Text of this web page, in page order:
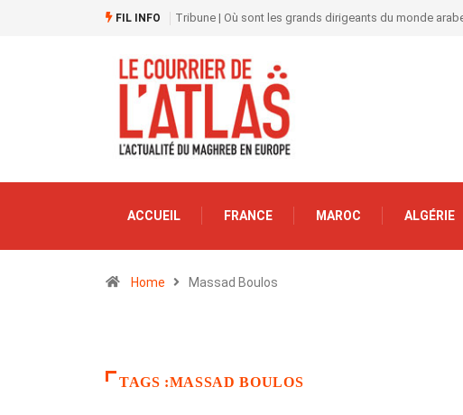
FIL INFO Tribune | Où sont les grands dirigeants du monde
ACCUEIL FRANCE MAROC ALGÉRIE
Home Massad Boulos
TAGS :MASSAD BOULOS